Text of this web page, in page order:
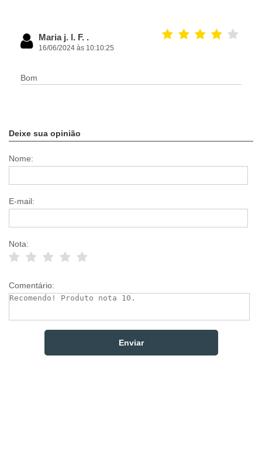
Maria j. l. F. .
16/06/2024 às 10:10:25
Bom
Deixe sua opinião
Nome:
E-mail:
Nota:
Comentário: